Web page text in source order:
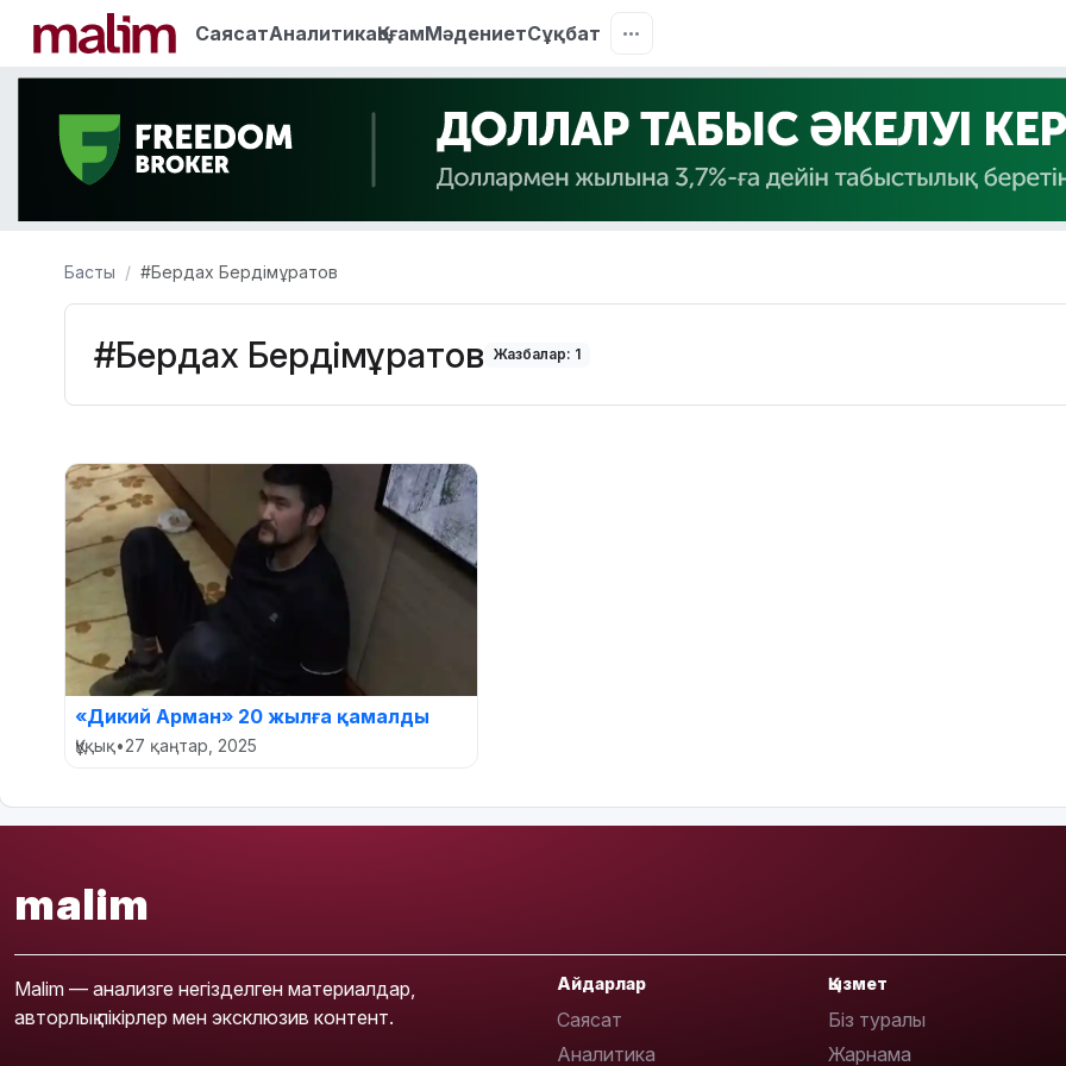
СаясатАналитикаҚоғамМәдениетСұқбат
Басты #Бердах Бердімұратов
#Бердах Бердімұратов Жазбалар: 1
«Дикий Арман» 20 жылға қамалды
Құқық•27 қаңтар, 2025
malim
Malim — анализге негізделген материалдар,
авторлық пікірлер мен эксклюзив контент.
Айдарлар
Саясат
Аналитика
Қызмет
Біз туралы
Жарнама